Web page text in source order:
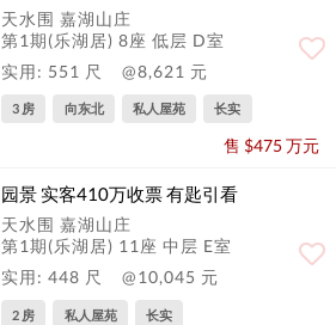
天水围 嘉湖山庄
第1期(乐湖居) 8座 低层 D室
实用: 551 尺
@8,621 元
3 房 向东北 私人屋苑 长实
售 $475 万元
园景 实客410万收票 有匙引看
天水围 嘉湖山庄
第1期(乐湖居) 11座 中层 E室
实用: 448 尺
@10,045 元
2 房 私人屋苑 长实